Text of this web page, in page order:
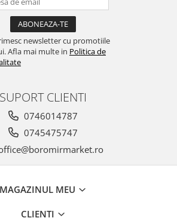
newsletter cu promotiile
Afla mai multe in Politica de
SUPORT CLIENTI
0746014787
0745475747
MAGAZINUL MEU
CLIENTI